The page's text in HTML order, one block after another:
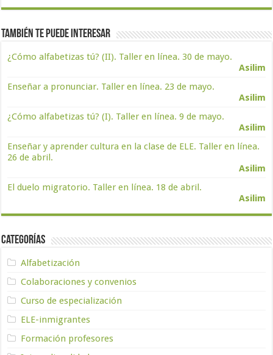
También te puede interesar
¿Cómo alfabetizas tú? (II). Taller en línea. 30 de mayo.
Asilim
Enseñar a pronunciar. Taller en línea. 23 de mayo.
Asilim
¿Cómo alfabetizas tú? (I). Taller en línea. 9 de mayo.
Asilim
Enseñar y aprender cultura en la clase de ELE. Taller en línea.
26 de abril.
Asilim
El duelo migratorio. Taller en línea. 18 de abril.
Asilim
Categorías
Alfabetización
Colaboraciones y convenios
Curso de especialización
ELE-inmigrantes
Formación profesores